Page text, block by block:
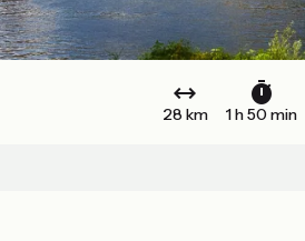
28 km 1 h 50 min